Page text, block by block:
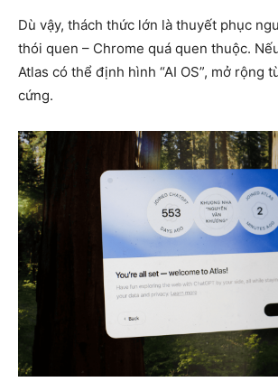
Dù vậy, thách thức lớn là thuyết phục
thói quen – Chrome quá quen thuộc.
Atlas có thể định hình “AI OS”, mở rộng
cứng.